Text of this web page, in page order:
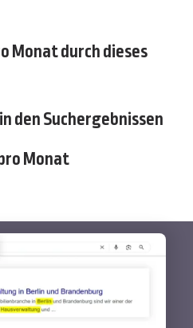
Monat durch dieses
den Suchergebnissen
Monat